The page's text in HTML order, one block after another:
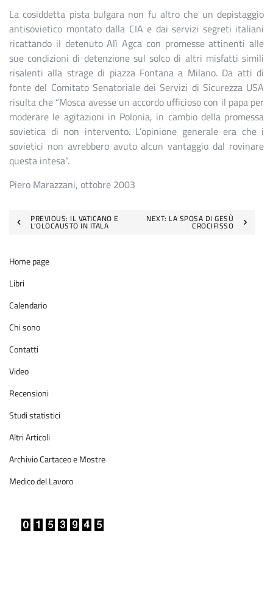
La cosiddetta pista bulgara non fu altro che un depistaggio
antisovietico montato dalla CIA e dai servizi segreti italiani
ricattando il detenuto Alì Agca con promesse attinenti alle
sue condizioni di detenzione sul solco di altri misfatti simili
risalenti alla strage di piazza Fontana a Milano. Da atti di
fonte del Comitato Senatoriale dei Servizi di Sicurezza USA
risulta che “Mosca avesse un accordo ufficioso con il papa per
moderare le agitazioni in Polonia, in cambio della promessa
sovietica di non intervento. L’opinione generale era che i
sovietici non avrebbero avuto alcun vantaggio dal rovinare
questa intesa”.
Piero Marazzani, ottobre 2003
Navigazione
PREVIOUS: IL VATICANO E
L’OLOCAUSTO IN ITALA
NEXT: LA SPOSA DI GESÙ
CROCIFISSO
Home page
Libri
Calendario
Chi sono
Contatti
Video
Recensioni
Studi statistici
Altri Articoli
Archivio Cartaceo e Mostre
Medico del Lavoro